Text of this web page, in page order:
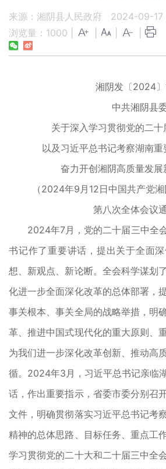
来源：湘阴县人民政府
2024-09-17
浏览量： 1000
湘阴发〔2024〕
中共湘阴县
关于深入学习贯彻党的二十
以及习近平总书记考察湖南重
奋力开创湘阴高质量发展
（2024年9月12日中国共产党湘
第八次全体会议通
2024年7月，党的二十届三中全会
书记作了重要讲话，提出关于全面
想、新观点、新论断。全会科学谋划
化进一步全面深化改革的总体部署，
事关根本、事关全局的战略举措，明
革、推进中国式现代化的重大原则、
为我们进一步深化改革创新、推动高
循。2024年3月，习近平总书记亲临
话，作出重要指示，省委市委分别召
文件，明确贯彻落实习近平总书记考
精神的总体思路、目标任务、重点工
学习贯彻党的二十大和二十届三中全